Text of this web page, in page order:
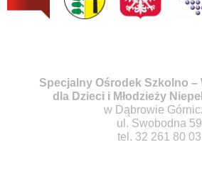
Specjalny Ośrodek Szkolno –
dla Dzieci i Młodzieży
w Dąbrowie
ul. Swobodna 59
tel. 32 261 80 03